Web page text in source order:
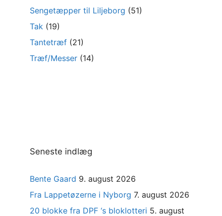
Sengetæpper til Liljeborg (51)
Tak (19)
Tantetræf (21)
Træf/Messer (14)
Seneste indlæg
Bente Gaard 9. august 2026
Fra Lappetøzerne i Nyborg 7. august 2026
20 blokke fra DPF ‘s bloklotteri 5. august